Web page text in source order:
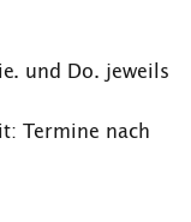
und Do. jeweils
Termine nach